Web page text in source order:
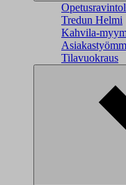
Tredun Helmi
Kahvila-
Tilavuokraus